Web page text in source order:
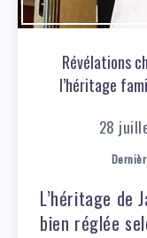
Révélations
l’héritage
28
L’héritage de
bien réglée